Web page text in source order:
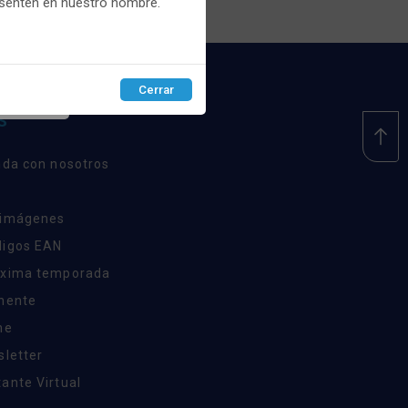
con nosotros
EAN
temporada
Virtual
Cerrar